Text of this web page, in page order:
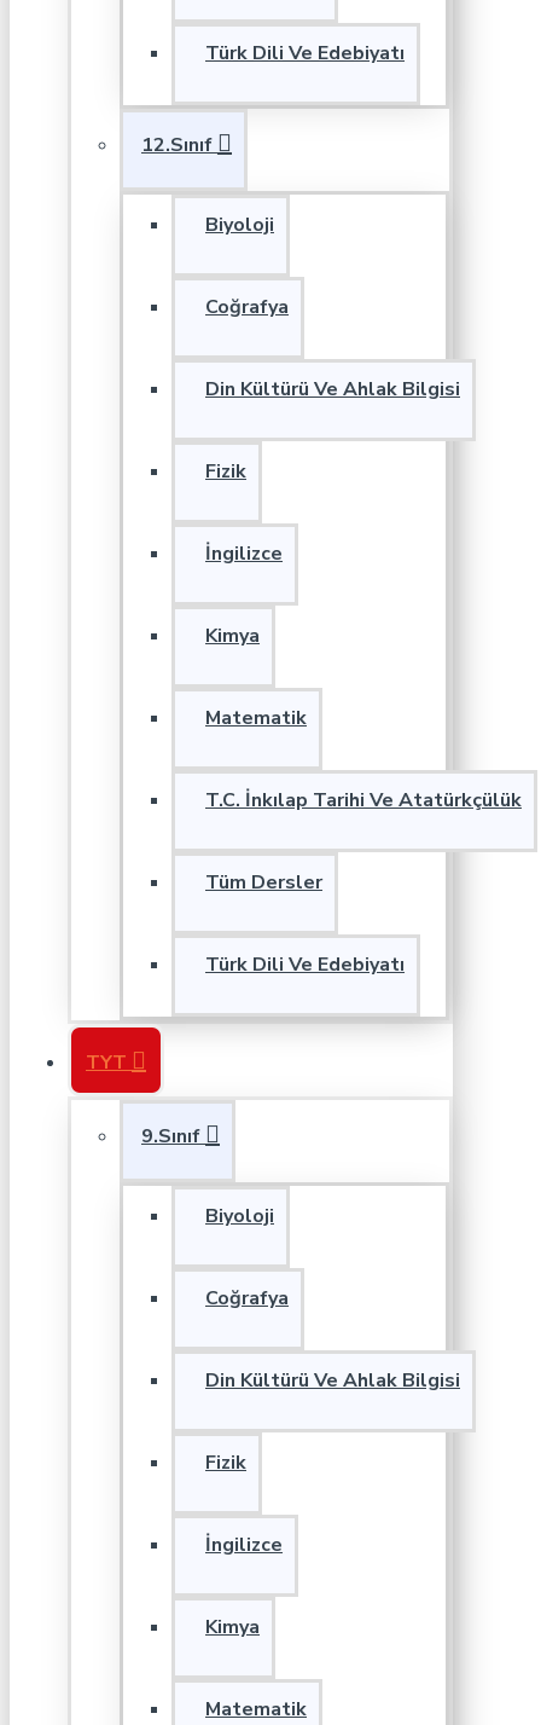
Türk Dili Ve Edebiyatı
12.Sınıf
Biyoloji
Coğrafya
Din Kültürü Ve Ahlak Bilgisi
Fizik
İngilizce
Kimya
Matematik
T.C. İnkılap Tarihi Ve Atatürkçülük
Tüm Dersler
Türk Dili Ve Edebiyatı
TYT
9.Sınıf
Biyoloji
Coğrafya
Din Kültürü Ve Ahlak Bilgisi
Fizik
İngilizce
Kimya
Matematik